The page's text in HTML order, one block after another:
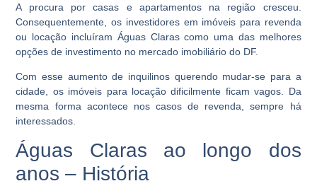
A procura por casas e apartamentos na região cresceu.
Consequentemente, os investidores em imóveis para revenda
ou locação incluíram Águas Claras como uma das melhores
opções de investimento no mercado imobiliário do DF.
Com esse aumento de inquilinos querendo mudar-se para a
cidade, os imóveis para locação dificilmente ficam vagos. Da
mesma forma acontece nos casos de revenda, sempre há
interessados.
Águas Claras ao longo dos
anos – História